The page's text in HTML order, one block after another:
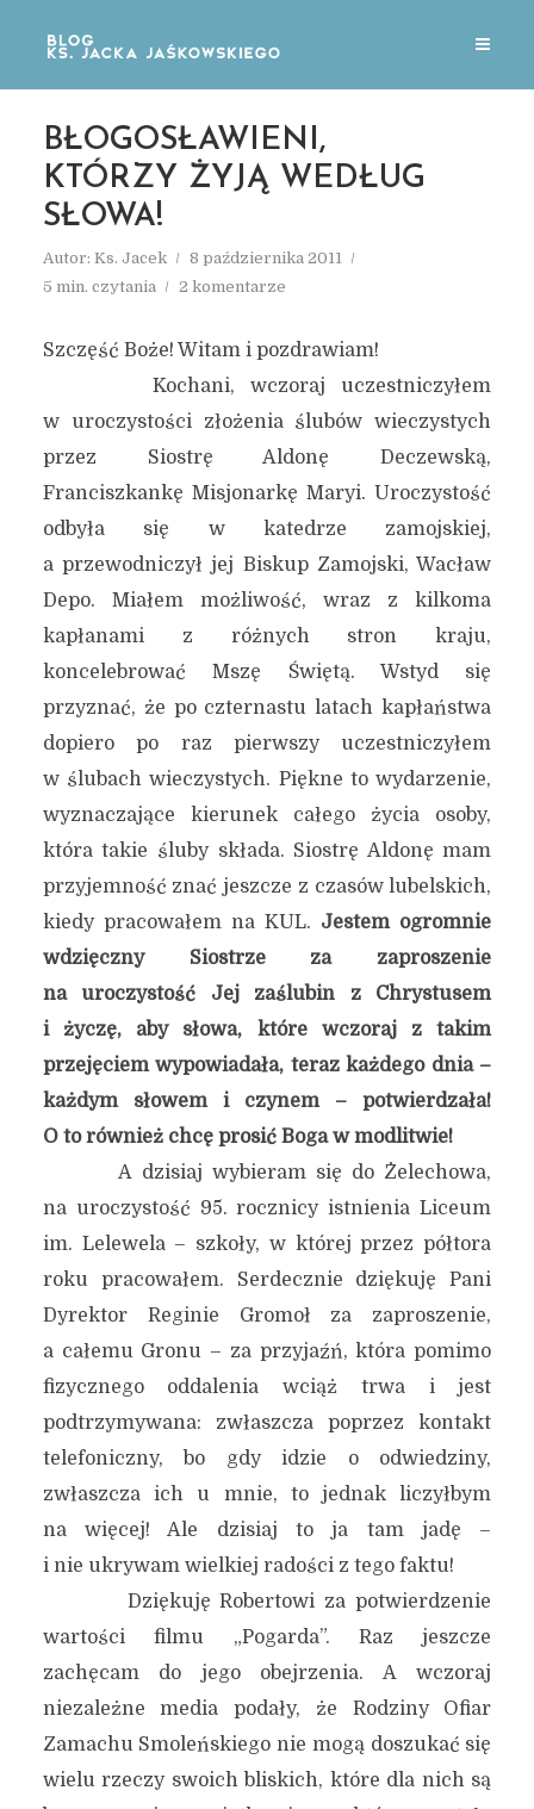
BŁOGOSŁAWIENI,
KTÓRZY ŻYJĄ WEDŁUG
SŁOWA!
Autor: Ks. Jacek
8 października 2011
5 min. czytania
2 komentarze
Szczęść Boże! Witam i pozdrawiam!
Kochani, wczoraj uczestniczyłem
w uroczystości złożenia ślubów wieczystych
przez Siostrę Aldonę Deczewską,
Franciszkankę Misjonarkę Maryi. Uroczystość
odbyła się w katedrze zamojskiej,
a przewodniczył jej Biskup Zamojski, Wacław
Depo. Miałem możliwość, wraz z kilkoma
kapłanami z różnych stron kraju,
koncelebrować Mszę Świętą. Wstyd się
przyznać, że po czternastu latach kapłaństwa
dopiero po raz pierwszy uczestniczyłem
w ślubach wieczystych. Piękne to wydarzenie,
wyznaczające kierunek całego życia osoby,
która takie śluby składa. Siostrę Aldonę mam
przyjemność znać jeszcze z czasów lubelskich,
kiedy pracowałem na KUL. Jestem ogromnie
wdzięczny Siostrze za zaproszenie
na uroczystość Jej zaślubin z Chrystusem
i życzę, aby słowa, które wczoraj z takim
przejęciem wypowiadała, teraz każdego dnia –
każdym słowem i czynem – potwierdzała!
O to również chcę prosić Boga w modlitwie!
A dzisiaj wybieram się do Żelechowa,
na uroczystość 95. rocznicy istnienia Liceum
im. Lelewela – szkoły, w której przez półtora
roku pracowałem. Serdecznie dziękuję Pani
Dyrektor Reginie Gromoł za zaproszenie,
a całemu Gronu – za przyjaźń, która pomimo
fizycznego oddalenia wciąż trwa i jest
podtrzymywana: zwłaszcza poprzez kontakt
telefoniczny, bo gdy idzie o odwiedziny,
zwłaszcza ich u mnie, to jednak liczyłbym
na więcej! Ale dzisiaj to ja tam jadę –
i nie ukrywam wielkiej radości z tego faktu!
Dziękuję Robertowi za potwierdzenie
wartości filmu „Pogarda”. Raz jeszcze
zachęcam do jego obejrzenia. A wczoraj
niezależne media podały, że Rodziny Ofiar
Zamachu Smoleńskiego nie mogą doszukać się
wielu rzeczy swoich bliskich, które dla nich są